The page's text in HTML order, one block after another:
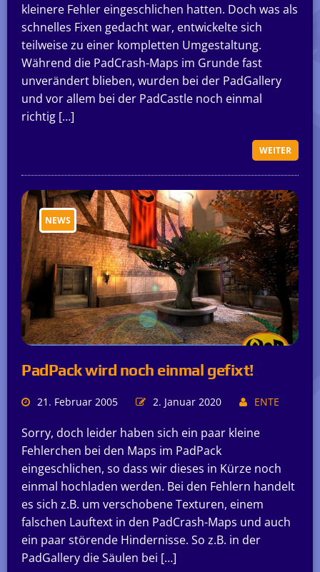
kleinere Fehler eingeschlichen hatten. Doch was als
schnelles Fixen gedacht war, entwickelte sich
teilweise zu einer kompletten Umgestaltung.
Während die PadCrash-Maps im Grunde fast
unverändert blieben, wurden bei der PadGallery
und vor allem bei der PadCastle noch einmal
richtig […]
WEITER
NEWS
PadPack wird noch einmal gefixt!
21. Februar 2005 2. Januar 2020 ENTE
Sorry, doch leider haben sich ein paar kleine
Fehlerchen bei den Maps im PadPack
eingeschlichen, so dass wir dieses in Kürze noch
einmal hochladen werden. Bei den Fehlern handelt
es sich z.B. um verschobene Texturen, einem
falschen Lauftext in den PadCrash-Maps und auch
ein paar störende Hindernisse. So z.B. in der
PadGallery die Säulen bei […]